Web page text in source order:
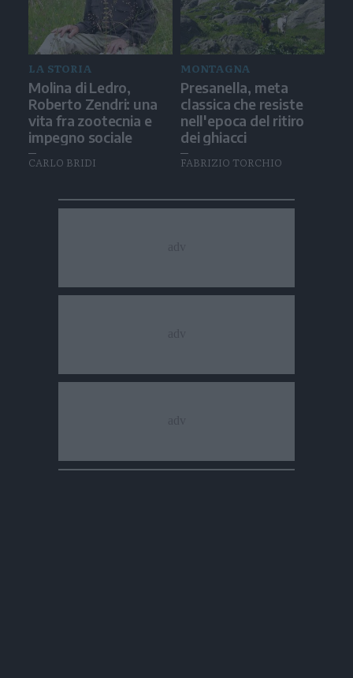
LA STORIA
Molina di Ledro,
Roberto Zendri: una
vita fra zootecnia e
impegno sociale
CARLO BRIDI
MONTAGNA
Presanella, meta
classica che resiste
nell'epoca del ritiro
dei ghiacci
FABRIZIO TORCHIO